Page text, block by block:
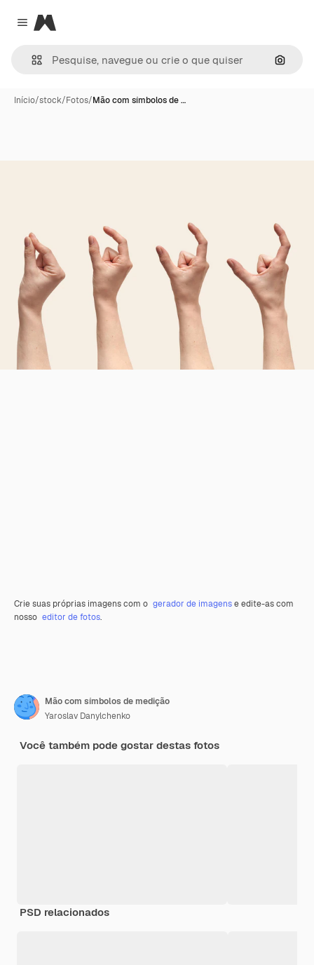
Close menu
Magnific
Início/stock/Fotos/Mão com símbolos de …
Crie suas próprias imagens com o gerador de imagense edite-as com
nosso editor de fotos.
Mão com símbolos de medição
Yaroslav Danylchenko
Você também pode gostar destas fotos
PSD relacionados